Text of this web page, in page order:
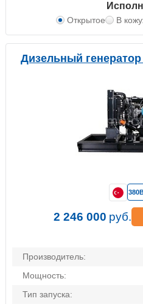
Открытое В
Дизельный генератор
Производитель:
Мощность:
Тип запуска:
2 246 000 руб.